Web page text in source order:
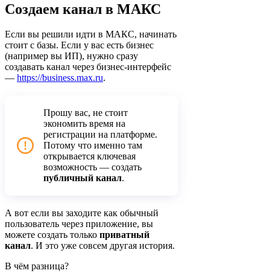
Создаем канал в МАКС
Если вы решили идти в МАКС, начинать
стоит с базы. Если у вас есть бизнес
(например вы ИП), нужно сразу
создавать канал через бизнес-интерфейс
— https://business.max.ru.
Прошу вас, не стоит
экономить время на
регистрации на платформе.
Потому что именно там
открывается ключевая
возможность — создать
публичный канал.
А вот если вы заходите как обычный
пользователь через приложение, вы
можете создать только приватный
канал. И это уже совсем другая история.
В чём разница?